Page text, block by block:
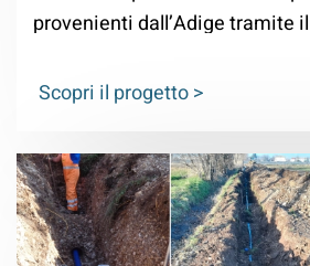
provenienti dall’Adige tramite
nelle Province di Verona e
Scopri il progetto >